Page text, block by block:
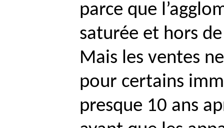
parce que
saturée et hors
Mais les ventes
pour certains
presque 10 ans